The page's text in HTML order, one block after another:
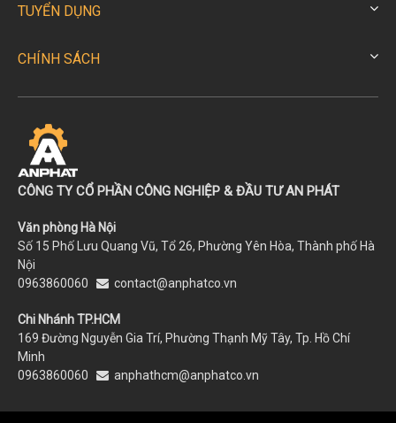
TUYỂN DỤNG
CHÍNH SÁCH
CÔNG TY CỔ PHẦN CÔNG NGHIỆP & ĐẦU TƯ AN PHÁT
Văn phòng Hà Nội
Số 15 Phố Lưu Quang Vũ, Tổ 26, Phường Yên Hòa, Thành phố Hà
Nội
0963860060
contact@anphatco.vn
Chi Nhánh TP.HCM
169 Đường Nguyễn Gia Trí, Phường Thạnh Mỹ Tây, Tp. Hồ Chí
Minh
0963860060
anphathcm@anphatco.vn